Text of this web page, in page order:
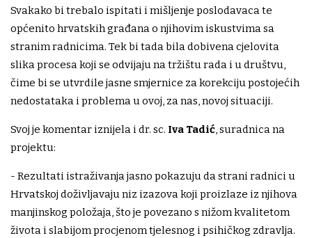
Svakako bi trebalo ispitati i mišljenje poslodavaca te
općenito hrvatskih građana o njihovim iskustvima sa
stranim radnicima. Tek bi tada bila dobivena cjelovita
slika procesa koji se odvijaju na tržištu rada i u društvu,
čime bi se utvrdile jasne smjernice za korekciju postojećih
nedostataka i problema u ovoj, za nas, novoj situaciji.
Svoj je komentar iznijela i dr. sc. Iva Tadić, suradnica na
projektu:
- Rezultati istraživanja jasno pokazuju da strani radnici u
Hrvatskoj doživljavaju niz izazova koji proizlaze iz njihova
manjinskog položaja, što je povezano s nižom kvalitetom
života i slabijom procjenom tjelesnog i psihičkog zdravlja.